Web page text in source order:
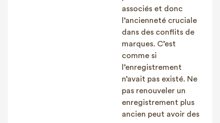
associés et donc
l’ancienneté cruciale
dans des conflits de
marques. C’est
comme si
l’enregistrement
n’avait pas existé. Ne
pas renouveler un
enregistrement plus
ancien peut avoir des